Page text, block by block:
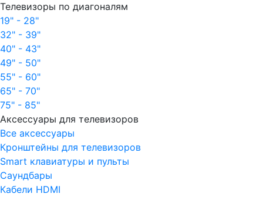
Телевизоры по диагоналям
19" - 28"
32" - 39"
40" - 43"
49" - 50"
55" - 60"
65" - 70"
75" - 85"
Аксессуары для телевизоров
Все аксессуары
Кронштейны для телевизоров
Smart клавиатуры и пульты
Саундбары
Кабели HDMI